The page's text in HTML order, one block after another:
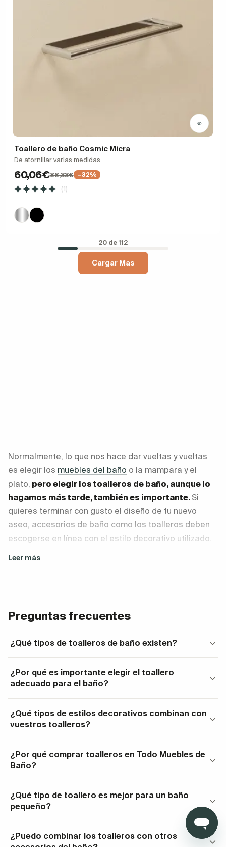
Toallero de baño Cosmic Micra
De atornillar varias medidas
60,06€88,33€ −32%
(1)
20 de 112
Cargar Mas
Normalmente, lo que nos hace dar vueltas y vueltas
es elegir los muebles del baño o la mampara y el
plato, pero elegir los toalleros de baño, aunque lo
hagamos más tarde, también es importante.Si
quieres terminar con gusto el diseño de tu nuevo
aseo, accesorios de baño como los toalleros deben
escogerse en línea con el estilo decorativo utilizado.
¿Qué tipos de toalleros de baño
toalleros para toallas de baño:
.
Toalleros de pie.
Toalleros de baño de pared.
De aro, barra horizontal paralela a la pared o
perpendicular a ella.
Toalleros eléctricosque secan las toallas y
calientan el espacio de baño.
¿Por qué elegir el toallero adecuado
transforma tu baño?
Un toallero para baño no es solo un accesorio
Leer más
Preguntas frecuentes
¿Qué tipos de toalleros de baño existen?
¿Por qué es importante elegir el toallero
adecuado para el baño?
¿Qué tipos de estilos decorativos combinan con
vuestros toalleros?
¿Por qué comprar toalleros en Todo Muebles de
Baño?
¿Qué tipo de toallero es mejor para un baño
pequeño?
¿Puedo combinar los toalleros con otros